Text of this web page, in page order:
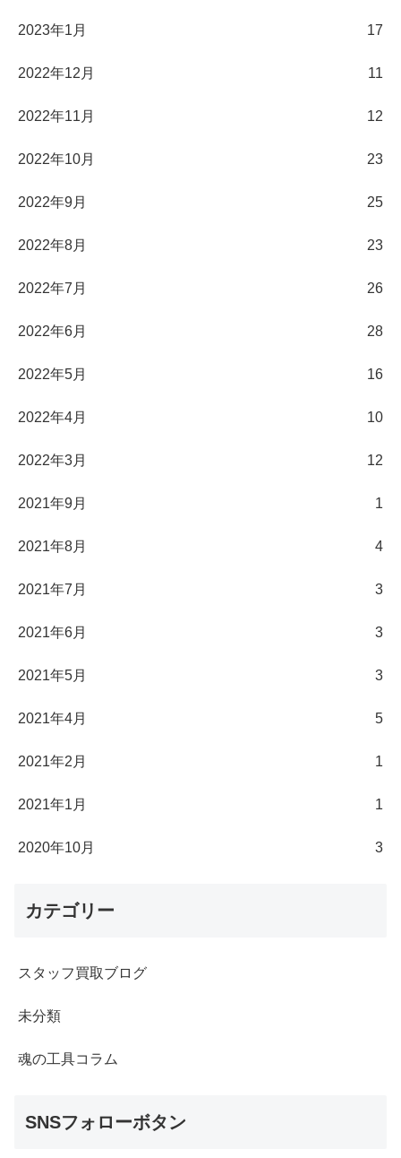
2023年1月 17
2022年12月 11
2022年11月 12
2022年10月 23
2022年9月 25
2022年8月 23
2022年7月 26
2022年6月 28
2022年5月 16
2022年4月 10
2022年3月 12
2021年9月 1
2021年8月 4
2021年7月 3
2021年6月 3
2021年5月 3
2021年4月 5
2021年2月 1
2021年1月 1
2020年10月 3
カテゴリー
スタッフ買取ブログ
未分類
魂の工具コラム
SNSフォローボタン